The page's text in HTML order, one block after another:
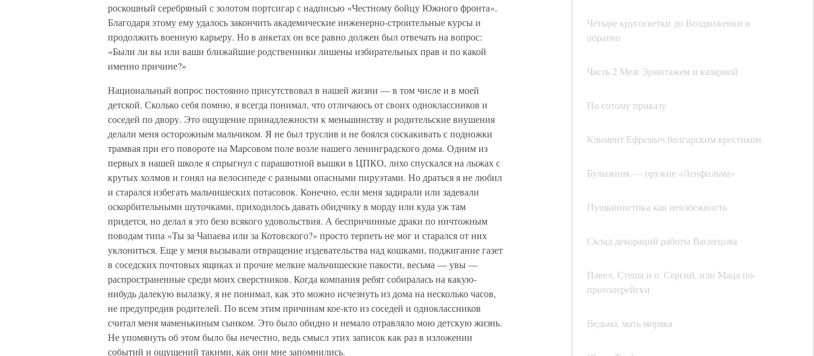
Четыре кругосветки до Воздвиженки и
обратно
Часть 2 Меж Эрмитажем и казармой
По сотому приказу
Климент Ефремыч болгарским крестиком
Булыжник — оружие «Ленфильма»
Пушкинистика как неизбежность
Склад декораций работы Васнецова
Павел, Стеша и о. Сергий, или Маца по-
протоиерейски
Ведьма, мать моряка
роскошный серебряный с золотом портсигар с надписью «Честному бойцу Южного фронта».
Благодаря этому ему удалось закончить академические инженерно-строительные курсы и
продолжить военную карьеру. Но в анкетах он все равно должен был отвечать на вопрос:
«Были ли вы или ваши ближайшие родственники лишены избирательных прав и по какой
именно причине?»
Национальный вопрос постоянно присутствовал в нашей жизни — в том числе и в моей
детской. Сколько себя помню, я всегда понимал, что отличаюсь от своих одноклассников и
соседей по двору. Это ощущение принадлежности к меньшинству и родительские внушения
делали меня осторожным мальчиком. Я не был труслив и не боялся соскакивать с подножки
трамвая при его повороте на Марсовом поле возле нашего ленинградского дома. Одним из
первых в нашей школе я спрыгнул с парашютной вышки в ЦПКО, лихо спускался на лыжах с
крутых холмов и гонял на велосипеде с разными опасными пируэтами. Но драться я не любил
и старался избегать мальчишеских потасовок. Конечно, если меня задирали или задевали
оскорбительными шуточками, приходилось давать обидчику в морду или куда уж там
придется, но делал я это безо всякого удовольствия. А беспричинные драки по ничтожным
поводам типа «Ты за Чапаева или за Котовского?» просто терпеть не мог и старался от них
уклониться. Еще у меня вызывали отвращение издевательства над кошками, поджигание газет
в соседских почтовых ящиках и прочие мелкие мальчишеские пакости, весьма — увы —
распространенные среди моих сверстников. Когда компания ребят собиралась на какую-
нибудь далекую вылазку, я не понимал, как это можно исчезнуть из дома на несколько часов,
не предупредив родителей. По всем этим причинам кое-кто из соседей и одноклассников
считал меня маменькиным сынком. Это было обидно и немало отравляло мою детскую жизнь.
Не упомянуть об этом было бы нечестно, ведь смысл этих записок как раз в изложении
событий и ощущений такими, как они мне запомнились.